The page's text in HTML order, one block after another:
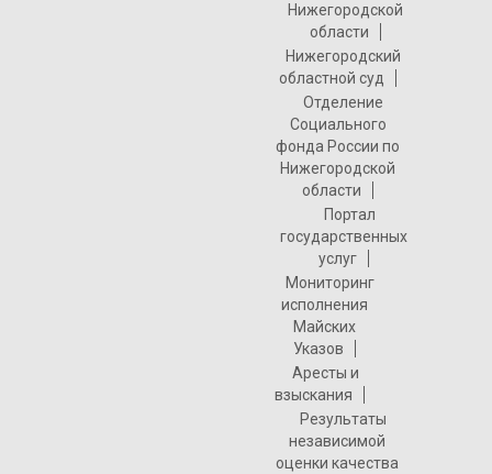
Нижегородской
области
Нижегородский
областной суд
Отделение
Социального
фонда России по
Нижегородской
области
Портал
государственных
услуг
Мониторинг
исполнения
Майских
Указов
Аресты и
взыскания
Результаты
независимой
оценки качества